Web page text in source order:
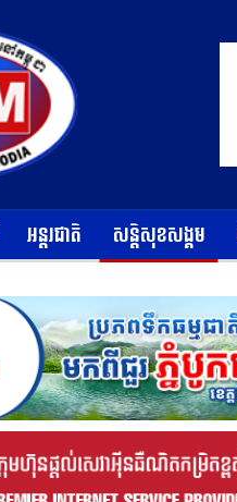
អន្តរជាតិ សន្តិសុខសង្គម